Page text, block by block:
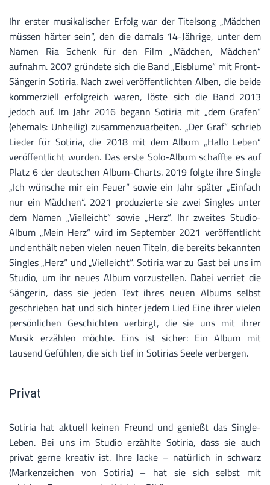
Ihr erster musikalischer Erfolg war der Titelsong „Mädchen
müssen härter sein“, den die damals 14-Jährige, unter dem
Namen Ria Schenk für den Film „Mädchen, Mädchen“
aufnahm. 2007 gründete sich die Band „Eisblume“ mit Front-
Sängerin Sotiria. Nach zwei veröffentlichten Alben, die beide
kommerziell erfolgreich waren, löste sich die Band 2013
jedoch auf. Im Jahr 2016 begann Sotiria mit „dem Grafen“
(ehemals: Unheilig) zusammenzuarbeiten. „Der Graf“ schrieb
Lieder für Sotiria, die 2018 mit dem Album „Hallo Leben“
veröffentlicht wurden. Das erste Solo-Album schaffte es auf
Platz 6 der deutschen Album-Charts. 2019 folgte ihre Single
„Ich wünsche mir ein Feuer“ sowie ein Jahr später „Einfach
nur ein Mädchen“. 2021 produzierte sie zwei Singles unter
dem Namen „Vielleicht“ sowie „Herz“. Ihr zweites Studio-
Album „Mein Herz“ wird im September 2021 veröffentlicht
und enthält neben vielen neuen Titeln, die bereits bekannten
Singles „Herz“ und „Vielleicht“. Sotiria war zu Gast bei uns im
Studio, um ihr neues Album vorzustellen. Dabei verriet die
Sängerin, dass sie jeden Text ihres neuen Albums selbst
geschrieben hat und sich hinter jedem Lied Eine ihrer vielen
persönlichen Geschichten verbirgt, die sie uns mit ihrer
Musik erzählen möchte. Eins ist sicher: Ein Album mit
tausend Gefühlen, die sich tief in Sotirias Seele verbergen.
Privat
Sotiria hat aktuell keinen Freund und genießt das Single-
Leben. Bei uns im Studio erzählte Sotiria, dass sie auch
privat gerne kreativ ist. Ihre Jacke – natürlich in schwarz
(Markenzeichen von Sotiria) – hat sie sich selbst mit